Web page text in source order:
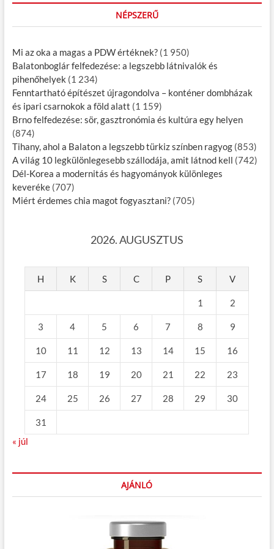
NÉPSZERŰ
Mi az oka a magas a PDW értéknek? (1 950)
Balatonboglár felfedezése: a legszebb látnivalók és
pihenőhelyek (1 234)
Fenntartható építészet újragondolva – konténer dombházak
és ipari csarnokok a föld alatt (1 159)
Brno felfedezése: sör, gasztronómia és kultúra egy helyen
(874)
Tihany, ahol a Balaton a legszebb türkiz színben ragyog (853)
A világ 10 legkülönlegesebb szállodája, amit látnod kell (742)
Dél-Korea a modernitás és hagyományok különleges
keveréke (707)
Miért érdemes chia magot fogyasztani? (705)
2026. AUGUSZTUS
H K S C P S V
1 2
3 4 5 6 7 8 9
10 11 12 13 14 15 16
17 18 19 20 21 22 23
24 25 26 27 28 29 30
31
« júl
AJÁNLÓ